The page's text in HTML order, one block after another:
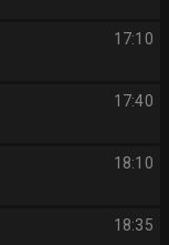
17:10
17:40
18:10
18:35